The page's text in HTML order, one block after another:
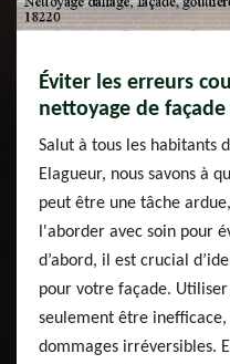
Éviter les erreurs
nettoyage de façade
Salut à tous les habitants
Elagueur, nous savons à
peut être une tâche
l'aborder avec soin pour
d’abord, il est crucial
pour votre façade.
seulement être inefficace,
dommages irréversibles.